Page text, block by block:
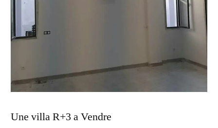
Une villa R+3 a Vendre